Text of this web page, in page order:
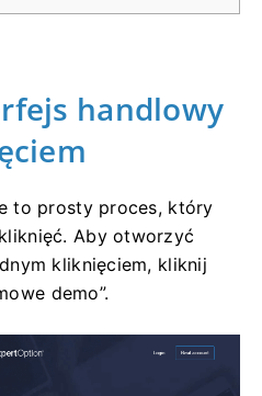
handlowy
to prosty proces, który
Aby otworzyć
kliknięciem, kliknij
demo”.